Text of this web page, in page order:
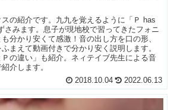
の紹介です。九九を覚えるように「Ｐ has
さみます。息子が現地校で習ってきたフォニ
分かり安くて感激！音の出し方を口の形、
まえて動画付きで分かり安く説明します。
の違い」も紹介。ネィテイブ先生による音
介します。
2018.10.04 2022.06.13